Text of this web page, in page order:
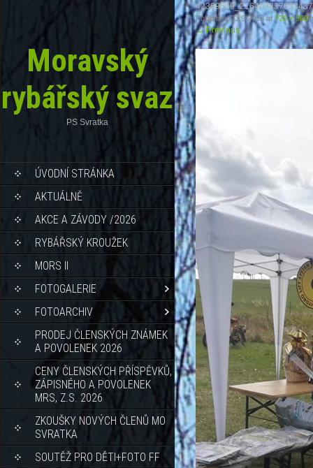
Moravský
rybářský svaz
PS Svratka
ÚVODNÍ STRÁNKA
AKTUÁLNĚ
AKCE A ZÁVODY /2026
RYBÁŘSKÝ KROUŽEK
MORS II
FOTOGALERIE
FOTOARCHIV
PRODEJ ČLENSKÝCH ZNÁMEK
A POVOLENEK 2026
CENY ČLENSKÝCH PŘÍSPĚVKŮ,
ZÁPISNÉHO A POVOLENEK
MRS, Z.S. 2026
ZKOUŠKY NOVÝCH ČLENŮ MO
SVRATKA
SOUTĚŽ PRO DĚTI+FOTO FF
Published23.9.2018at720 × 960
←Previous